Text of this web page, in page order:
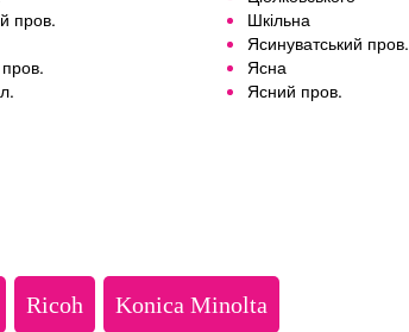
пров.
Шкільна
Ясинуватський пров.
Ясна
Ясний пров.
Ricoh Konica Minolta